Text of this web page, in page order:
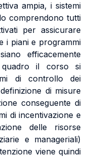
ampia, i sistemi
comprendono tutti
per assicurare
i piani e programmi
efficacemente
quadro il corso si
di controllo dei
di misure
conseguente di
di incentivazione e
delle risorse
e manageriali)
viene quindi